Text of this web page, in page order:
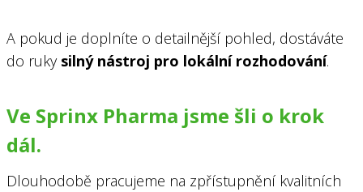
A pokud je doplníte o detailnější pohled, dostáváte
do ruky silný nástroj pro lokální rozhodování.
Ve Sprinx Pharma jsme šli o krok
dál.
Dlouhodobě pracujeme na zpřístupnění kvalitních